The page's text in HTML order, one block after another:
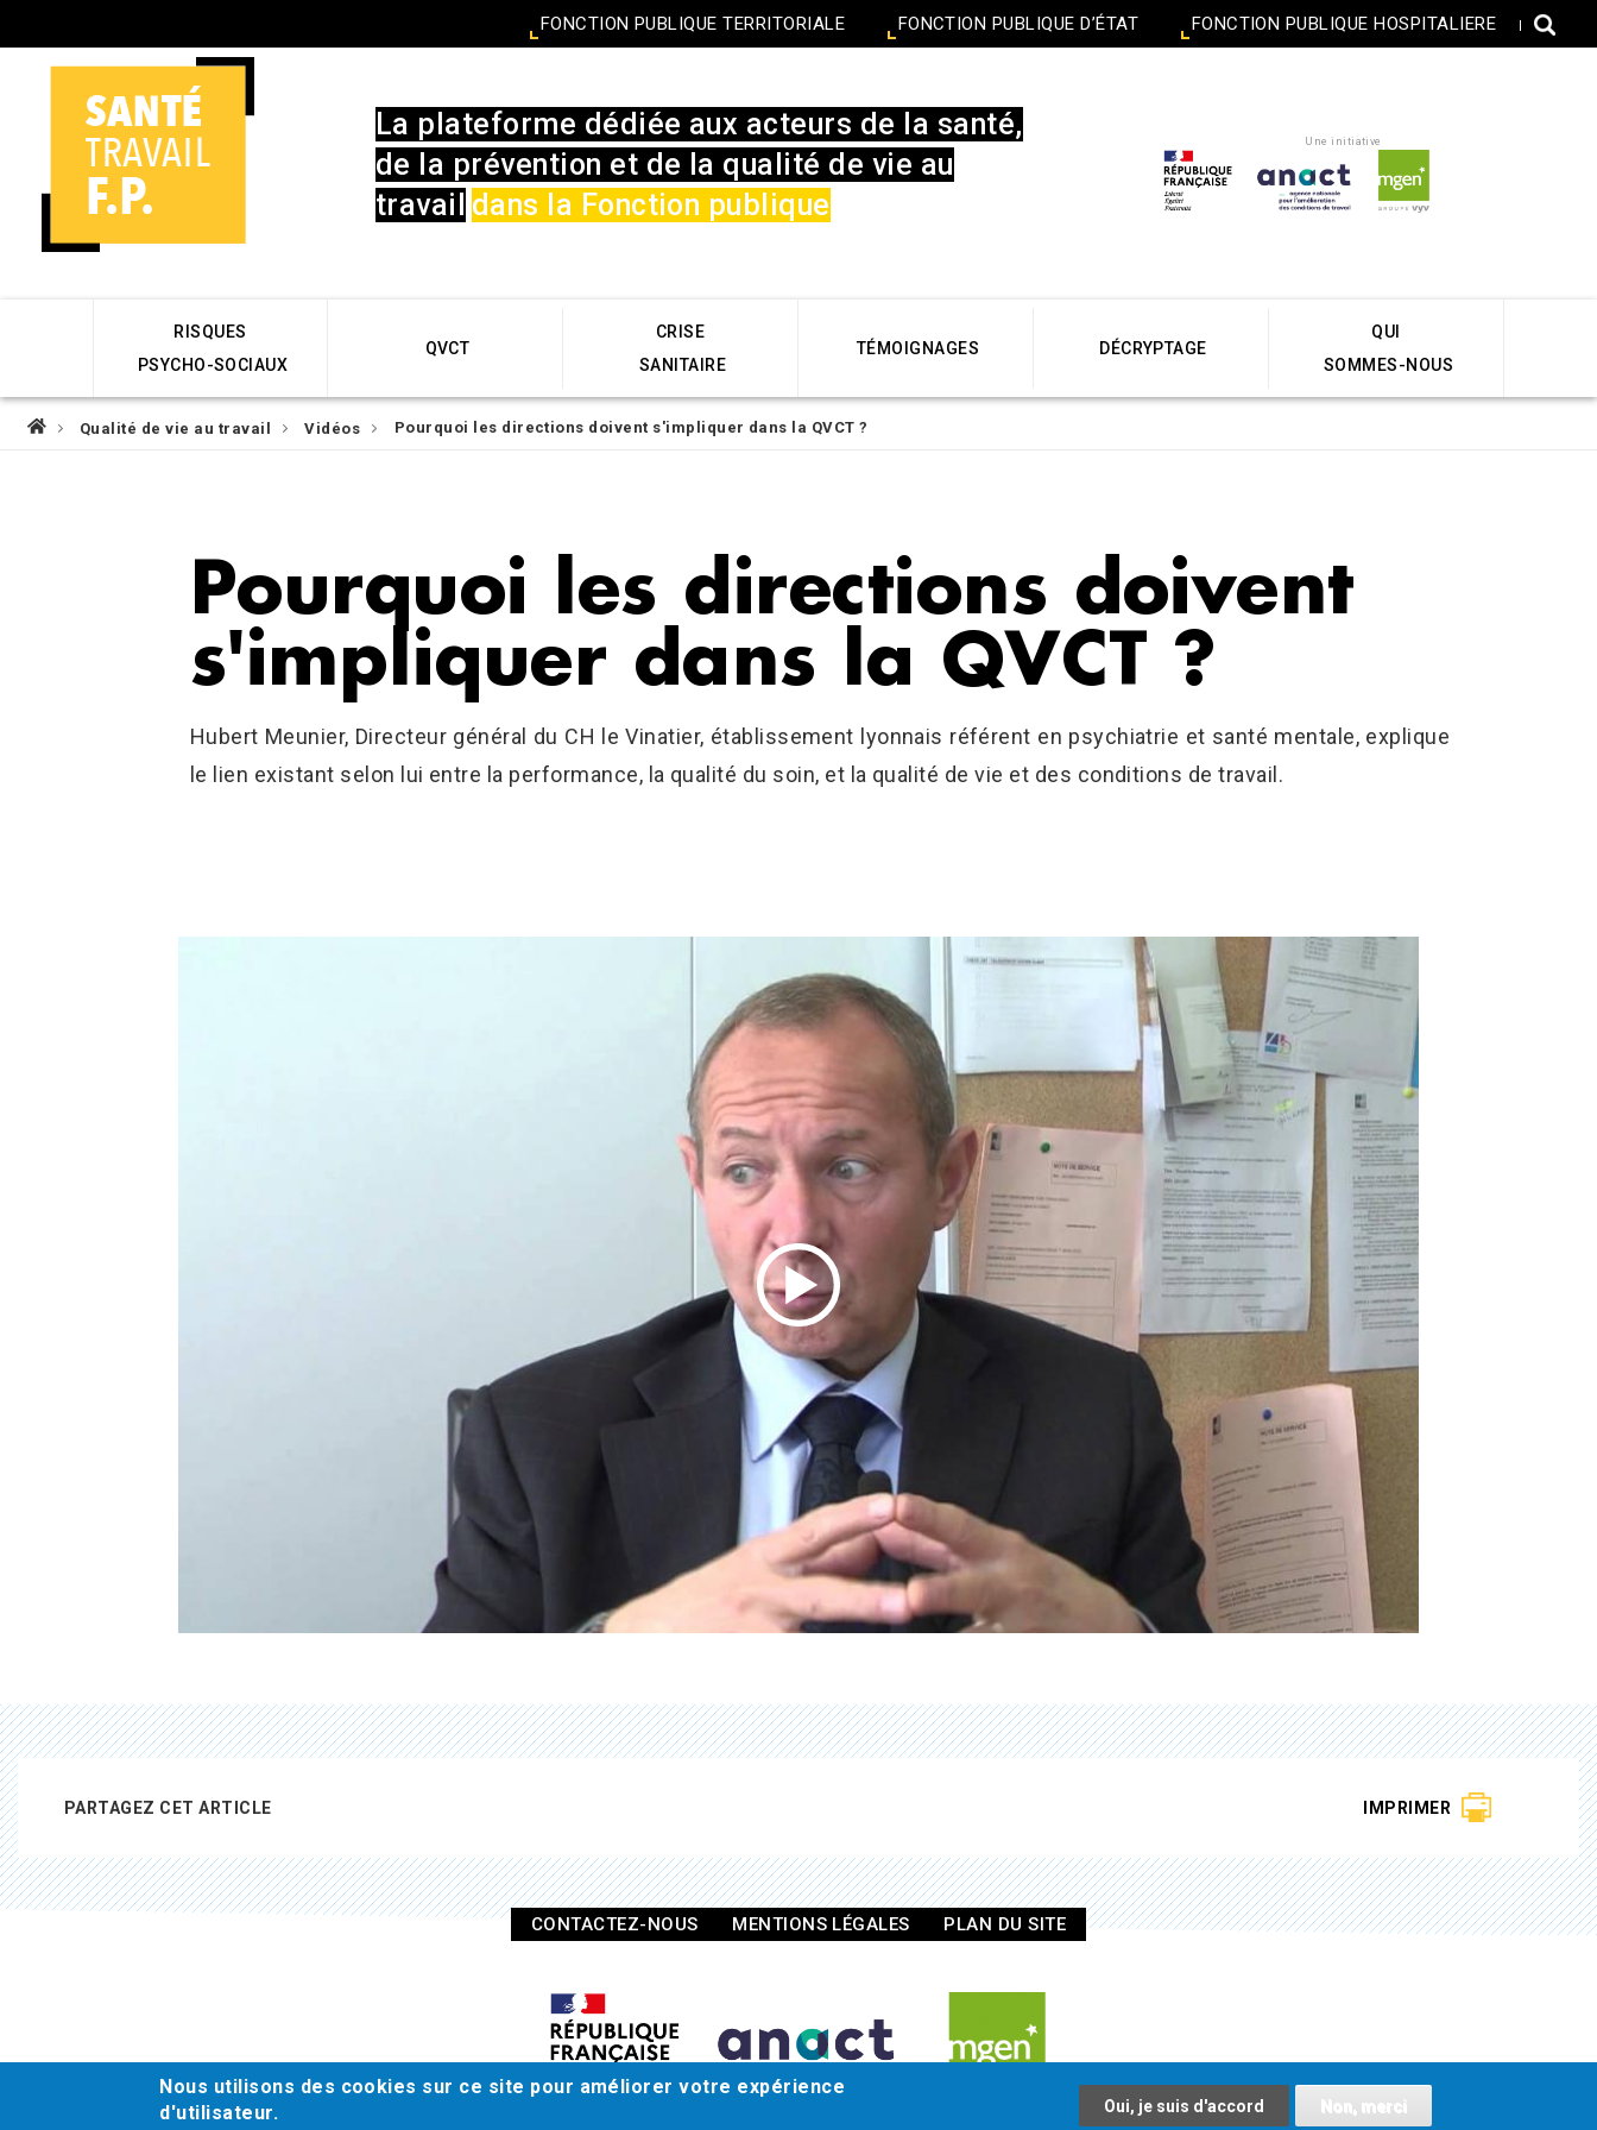
to
navigation
account
FONCTION PUBLIQUE TERRITORIALE FONCTION PUBLIQUE D’ÉTAT FONCTION PUBLIQUE HOSPITALIERE
La plateforme dédiée aux acteurs de la santé,
de la prévention et de la qualité de vie au
travail dans la Fonction publique
Une initiative
RISQUES
PSYCHO-SOCIAUX
QVCT
CRISE
SANITAIRE
TÉMOIGNAGES DÉCRYPTAGE
QUI
SOMMES-NOUS
Fil
Qualité de vie au travail Vidéos Pourquoi les directions doivent s'impliquer dans la QVCT ?
Pourquoi les directions doivent
s'impliquer dans la QVCT ?
Hubert Meunier, Directeur général du CH le Vinatier, établissement lyonnais référent en psychiatrie et santé mentale, explique
le lien existant selon lui entre la performance, la qualité du soin, et la qualité de vie et des conditions de travail.
PARTAGEZ CET ARTICLE IMPRIMER
CONTACTEZ-NOUS MENTIONS LÉGALES PLAN DU SITE
Nous utilisons des cookies sur ce site pour améliorer votre expérience
d'utilisateur.
Oui, je suis d'accord Non, merci